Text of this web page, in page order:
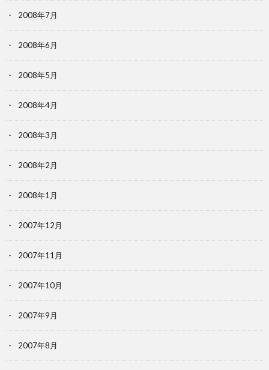
2008年7月
2008年6月
2008年5月
2008年4月
2008年3月
2008年2月
2008年1月
2007年12月
2007年11月
2007年10月
2007年9月
2007年8月